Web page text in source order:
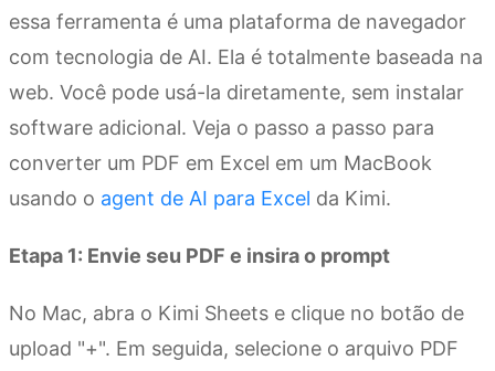
essa ferramenta é uma plataforma de navegador
com tecnologia de AI. Ela é totalmente baseada na
web. Você pode usá-la diretamente, sem instalar
software adicional. Veja o passo a passo para
converter um PDF em Excel em um MacBook
usando o agent de AI para Excel da Kimi.
Etapa 1: Envie seu PDF e insira o prompt
No Mac, abra o Kimi Sheets e clique no botão de
upload "+". Em seguida, selecione o arquivo PDF